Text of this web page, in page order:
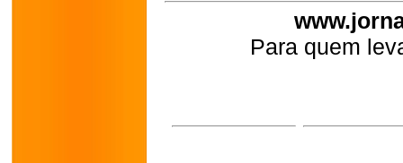
Para quem